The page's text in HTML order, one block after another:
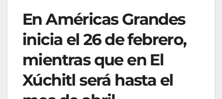
En Américas Grandes
inicia el 26 de febrero,
mientras que en El
Xúchitl será hasta el